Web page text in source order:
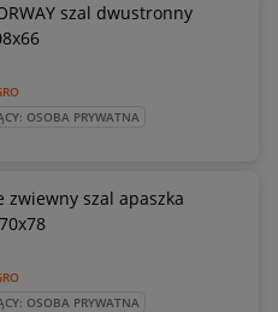
szal dwustronny
OSOBA PRYWATNA
zwiewny szal apaszka
OSOBA PRYWATNA